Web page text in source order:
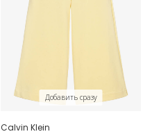
Добавить сразу
Calvin Klein